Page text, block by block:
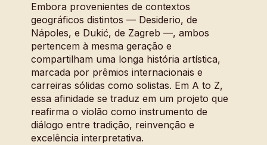
Embora provenientes de contextos
geográficos distintos — Desiderio, de
Nápoles, e Dukić, de Zagreb —, ambos
pertencem à mesma geração e
compartilham uma longa história artística,
marcada por prêmios internacionais e
carreiras sólidas como solistas. Em A to Z,
essa afinidade se traduz em um projeto que
reafirma o violão como instrumento de
diálogo entre tradição, reinvenção e
excelência interpretativa.